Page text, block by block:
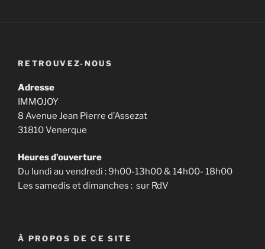
RETROUVEZ-NOUS
Adresse
IMMOJOY
8 Avenue Jean Pierre d’Assezat
31810 Venerque
Heures d’ouverture
Du lundi au vendredi : 9h00-13h00 & 14h00- 18h00
Les samedis et dimanches : sur RdV
À PROPOS DE CE SITE